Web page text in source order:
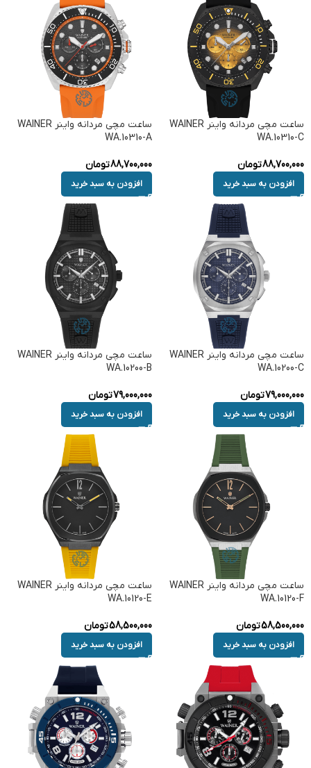
ساعت مچی مردانه واینر WAINER
WA.10310-C
88,700,000تومان
افزودن به سبد خرید
ساعت مچی مردانه واینر WAINER
WA.10310-A
88,700,000تومان
افزودن به سبد خرید
ساعت مچی مردانه واینر WAINER
WA.10200-C
79,000,000تومان
افزودن به سبد خرید
ساعت مچی مردانه واینر WAINER
WA.10200-B
79,000,000تومان
افزودن به سبد خرید
ساعت مچی مردانه واینر WAINER
WA.10120-F
58,500,000تومان
افزودن به سبد خرید
ساعت مچی مردانه واینر WAINER
WA.10120-E
58,500,000تومان
افزودن به سبد خرید